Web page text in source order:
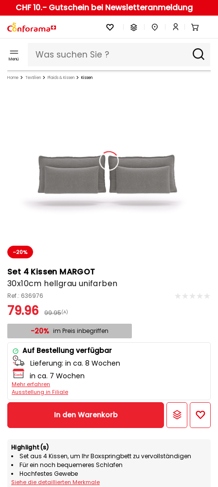
CHF 10.- Gutschein bei Newsletteranmeldung
Menü
Home Textilien Plaids & Kissen Kissen
-20%
Set 4 Kissen MARGOT
30x10cm hellgrau unifarben
Ref.: 636976
79.96 99.95(A)
-20% im Preis inbegriffen
Auf Bestellung verfügbar
Lieferung: in ca. 8 Wochen
in ca. 7 Wochen
Mehr erfahren
Ausstellung in Filiale
In den Warenkorb
Highlight(s)
Set aus 4 Kissen, um Ihr Boxspringbett zu vervollständigen
Für ein noch bequemeres Schlafen
Hochfestes Gewebe
Siehe die detaillierten Merkmale